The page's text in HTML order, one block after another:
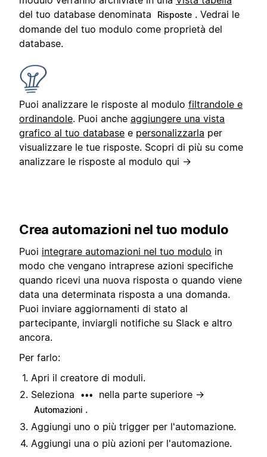
del tuo database denominata
Risposte . Vedrai le
domande del tuo modulo come proprietà del
database.
Puoi analizzare le risposte al modulo filtrandole e
ordinandole. Puoi anche aggiungere una vista
grafico al tuo database e personalizzarla per
visualizzare le tue risposte. Scopri di più su come
analizzare le risposte al modulo qui →
Crea automazioni nel tuo modulo
Puoi integrare automazioni nel tuo modulo in
modo che vengano intraprese azioni specifiche
quando ricevi una nuova risposta o quando viene
data una determinata risposta a una domanda.
Puoi inviare aggiornamenti di stato al
partecipante, inviargli notifiche su Slack e altro
ancora.
Per farlo:
Apri il creatore di moduli.
Seleziona
••• nella parte superiore →
Automazioni .
Aggiungi uno o più trigger per l'automazione.
Aggiungi una o più azioni per l'automazione.